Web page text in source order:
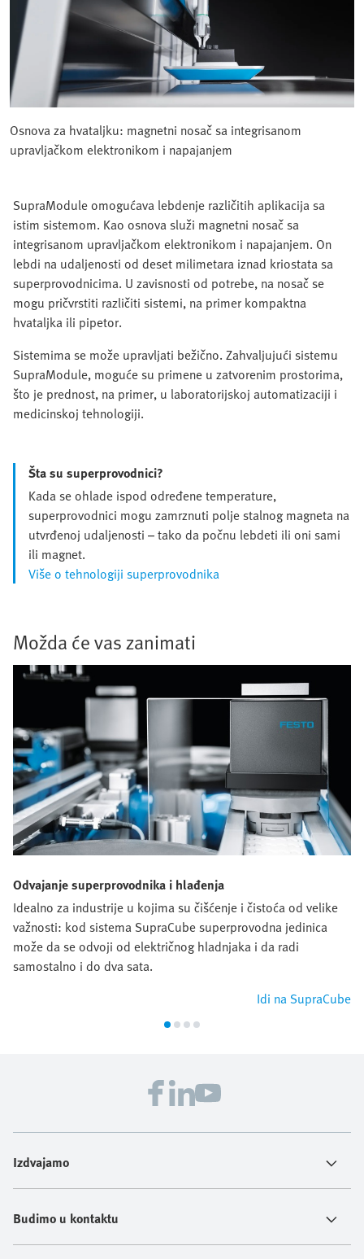
Osnova za hvataljku: magnetni nosač sa integrisanom
upravljačkom elektronikom i napajanjem
SupraModule omogućava lebdenje različitih aplikacija sa
istim sistemom. Kao osnova služi magnetni nosač sa
integrisanom upravljačkom elektronikom i napajanjem. On
lebdi na udaljenosti od deset milimetara iznad kriostata sa
superprovodnicima. U zavisnosti od potrebe, na nosač se
mogu pričvrstiti različiti sistemi, na primer kompaktna
hvataljka ili pipetor.
Sistemima se može upravljati bežično. Zahvaljujući sistemu
SupraModule, moguće su primene u zatvorenim prostorima,
što je prednost, na primer, u laboratorijskoj automatizaciji i
medicinskoj tehnologiji.
Šta su superprovodnici?
Kada se ohlade ispod određene temperature,
superprovodnici mogu zamrznuti polje stalnog magneta na
utvrđenoj udaljenosti – tako da počnu lebdeti ili oni sami
ili magnet.
Više o tehnologiji superprovodnika
Možda će vas zanimati
Odvajanje superprovodnika i hlađenja
Idealno za industrije u kojima su čišćenje i čistoća od velike
važnosti: kod sistema SupraCube superprovodna jedinica
može da se odvoji od električnog hladnjaka i da radi
samostalno i do dva sata.
Idi na SupraCube
Izdvajamo
Budimo u kontaktu